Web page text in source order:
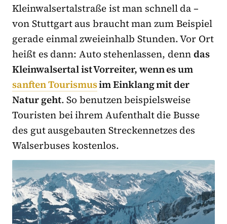
Kleinwalsertalstraße ist man schnell da –
von Stuttgart aus braucht man zum Beispiel
gerade einmal zweieinhalb Stunden. Vor Ort
heißt es dann: Auto stehenlassen, denndas
Kleinwalsertal ist Vorreiter, wenn es um
sanften Tourismusim Einklang mit der
Natur geht. So benutzen beispielsweise
Touristen bei ihrem Aufenthalt die Busse
des gut ausgebauten Streckennetzes des
Walserbuses kostenlos.